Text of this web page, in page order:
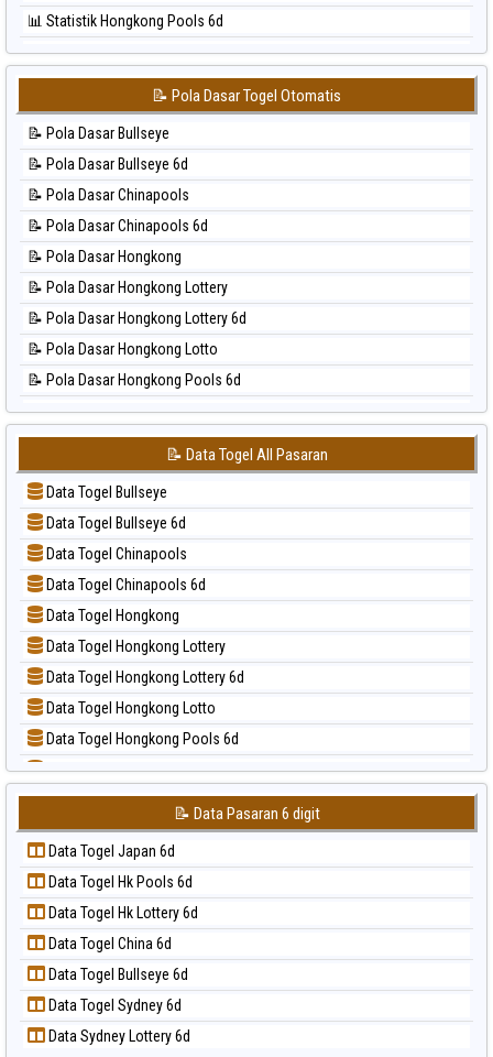
⚽ Bola Hitam Sydney Lottery
⚽ Bola Hitam Sydney Lottery 6d
⚽ Bola Hitam Sydney Lotto
⚽ Bola Hitam Sydney Pools 6d
⚽ Bola Hitam Taipei
⚽ Bola Hitam Taiwan
📊 Statistik Hongkong Pools 6d
📊 Statistik Japan
📊 Statistik Japan 6d
📊 Statistik Korea
📊 Statistik Kuda Lari
📊 Statistik Magnum Cambodia
📊 Statistik Nagoya
📊 Statistik New York Midday
📊 Statistik North Carolina Day
📊 Statistik Pcso
📊 Statistik Pennsylvania Day
📊 Statistik Sao Paulo
📊 Statistik Singapore
📊 Statistik Sydney
📊 Statistik Sydney Lottery
📊 Statistik Sydney Lottery 6d
📊 Statistik Sydney Lotto
📊 Statistik Sydney Pools 6d
📊 Statistik Taipei
📊 Statistik Taiwan
📝 Pola Dasar Togel Otomatis
📝 Pola Dasar Bullseye
📝 Pola Dasar Bullseye 6d
📝 Pola Dasar Chinapools
📝 Pola Dasar Chinapools 6d
📝 Pola Dasar Hongkong
📝 Pola Dasar Hongkong Lottery
📝 Pola Dasar Hongkong Lottery 6d
📝 Pola Dasar Hongkong Lotto
📝 Pola Dasar Hongkong Pools 6d
📝 Pola Dasar Japan
📝 Pola Dasar Japan 6d
📝 Pola Dasar Korea
📝 Pola Dasar Kuda Lari
📝 Pola Dasar Magnum Cambodia
📝 Pola Dasar Nagoya
📝 Pola Dasar North Carolina Day
📝 Pola Dasar Pcso
📝 Pola Dasar Sao Paulo
📝 Pola Dasar Singapore
📝 Pola Dasar Sydney
📝 Pola Dasar Sydney Lottery
📝 Pola Dasar Sydney Lottery 6d
📝 Pola Dasar Sydney Lotto
📝 Pola Dasar Sydney Pools 6d
📝 Pola Dasar Taipei
📝 Pola Dasar Taiwan
📝 Data Togel All Pasaran
Data Togel Bullseye
Data Togel Bullseye 6d
Data Togel Chinapools
Data Togel Chinapools 6d
Data Togel Hongkong
Data Togel Hongkong Lottery
Data Togel Hongkong Lottery 6d
Data Togel Hongkong Lotto
Data Togel Hongkong Pools 6d
Data Togel Japan
Data Togel Japan 6d
Data Togel Korea
Data Togel Kuda Lari
Data Togel Magnum Cambodia
Data Togel Nagoya
Data Togel North Carolina Day
Data Togel Pcso
Data Togel Sao Paulo
Data Togel Singapore
📝 Data Pasaran 6 digit
Data Togel Japan 6d
Data Togel Hk Pools 6d
Data Togel Hk Lottery 6d
Data Togel China 6d
Data Togel Bullseye 6d
Data Togel Sydney 6d
Data Sydney Lottery 6d